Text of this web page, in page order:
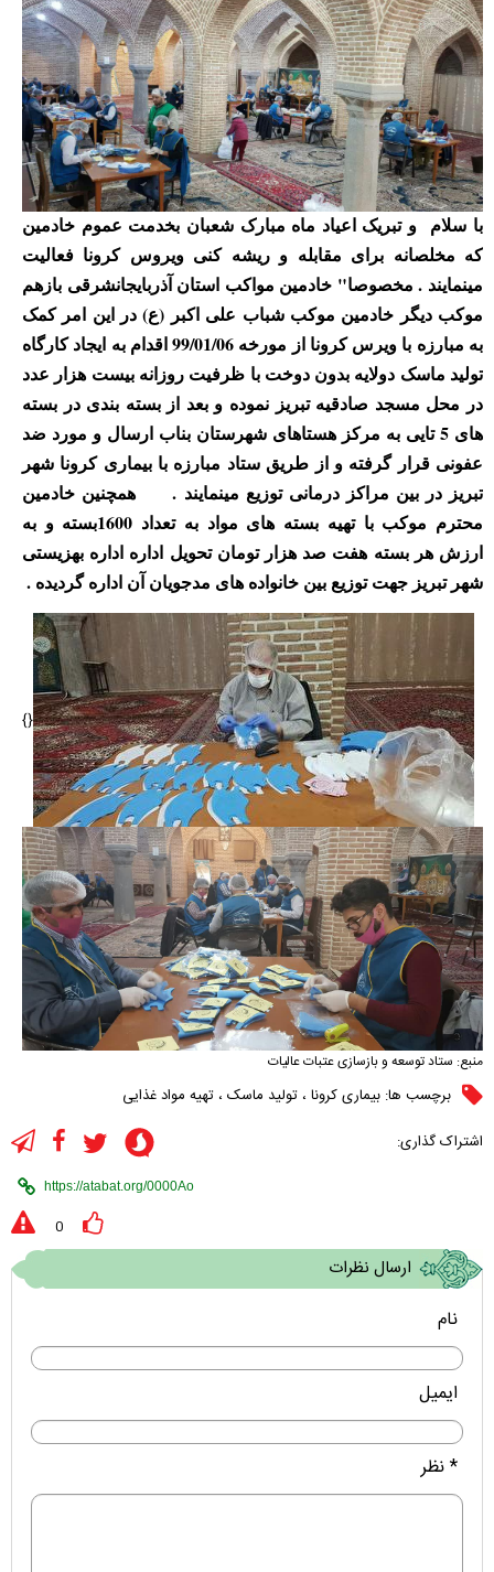
با سلام و تبریک اعیاد ماه مبارک شعبان بخدمت عموم خادمین
که مخلصانه برای مقابله و ریشه کنی ویروس کرونا فعالیت
مینمایند . مخصوصا" خادمین مواکب استان آذربایجانشرقی بازهم
موکب دیگر خادمین موکب شباب علی اکبر (ع) در این امر کمک
به مبارزه با ویرس کرونا از مورخه 99/01/06 اقدام به ایجاد کارگاه
تولید ماسک دولایه بدون دوخت با ظرفیت روزانه بیست هزار عدد
در محل مسجد صادقیه تبریز نموده و بعد از بسته بندی در بسته
های 5 تایی به مرکز هستاهای شهرستان بناب ارسال و مورد ضد
عفونی قرار گرفته و از طریق ستاد مبارزه با بیماری کرونا شهر
تبریز در بین مراکز درمانی توزیع مینمایند . همچنین خادمین
محترم موکب با تهیه بسته های مواد به تعداد 1600بسته و به
ارزش هر بسته هفت صد هزار تومان تحویل اداره اداره بهزیستی
شهر تبریز جهت توزیع بین خانواده های مدجویان آن اداره گردیده .
{}
منبع: ستاد توسعه و بازسازی عتبات عالیات
برچسب ها: بیماری کرونا ، تولید ماسک ، تهیه مواد غذایی
اشتراک گذاری:
0
ارسال نظرات
نام
ایمیل
* نظر